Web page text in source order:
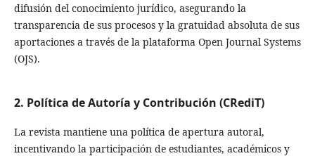
difusión del conocimiento jurídico, asegurando la
transparencia de sus procesos y la gratuidad absoluta de sus
aportaciones a través de la plataforma Open Journal Systems
(OJS).
2. Política de Autoría y Contribución (CRediT)
La revista mantiene una política de apertura autoral,
incentivando la participación de estudiantes, académicos y